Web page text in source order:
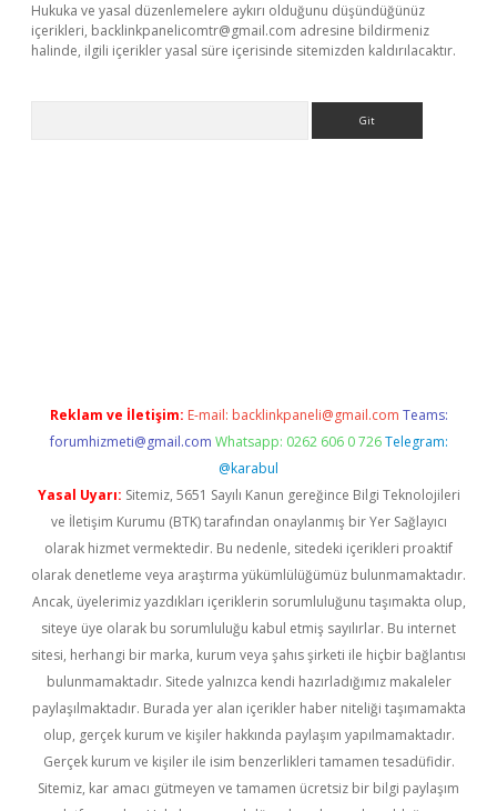
Hukuka ve yasal düzenlemelere aykırı olduğunu düşündüğünüz
içerikleri, backlinkpanelicomtr@gmail.com adresine bildirmeniz
halinde, ilgili içerikler yasal süre içerisinde sitemizden kaldırılacaktır.
Reklam ve İletişim: E-mail: backlinkpaneli@gmail.com Teams:
forumhizmeti@gmail.com Whatsapp: 0262 606 0 726 Telegram:
@karabul
Yasal Uyarı: Sitemiz, 5651 Sayılı Kanun gereğince Bilgi Teknolojileri
ve İletişim Kurumu (BTK) tarafından onaylanmış bir Yer Sağlayıcı
olarak hizmet vermektedir. Bu nedenle, sitedeki içerikleri proaktif
olarak denetleme veya araştırma yükümlülüğümüz bulunmamaktadır.
Ancak, üyelerimiz yazdıkları içeriklerin sorumluluğunu taşımakta olup,
siteye üye olarak bu sorumluluğu kabul etmiş sayılırlar. Bu internet
sitesi, herhangi bir marka, kurum veya şahıs şirketi ile hiçbir bağlantısı
bulunmamaktadır. Sitede yalnızca kendi hazırladığımız makaleler
paylaşılmaktadır. Burada yer alan içerikler haber niteliği taşımamakta
olup, gerçek kurum ve kişiler hakkında paylaşım yapılmamaktadır.
Gerçek kurum ve kişiler ile isim benzerlikleri tamamen tesadüfidir.
Sitemiz, kar amacı gütmeyen ve tamamen ücretsiz bir bilgi paylaşım